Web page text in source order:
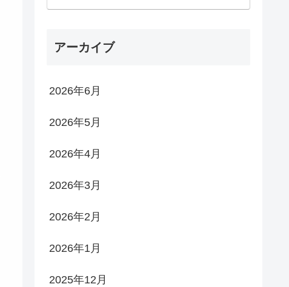
アーカイブ
2026年6月
2026年5月
2026年4月
2026年3月
2026年2月
2026年1月
2025年12月